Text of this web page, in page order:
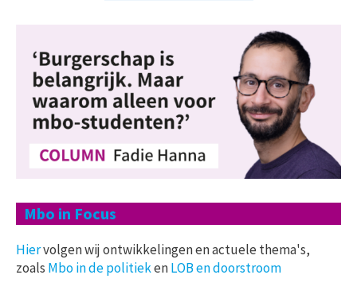
Mbo in Focus
Hiervolgen wij ontwikkelingen en actuele thema's,
zoals Mbo in de politiekenLOB en doorstroom